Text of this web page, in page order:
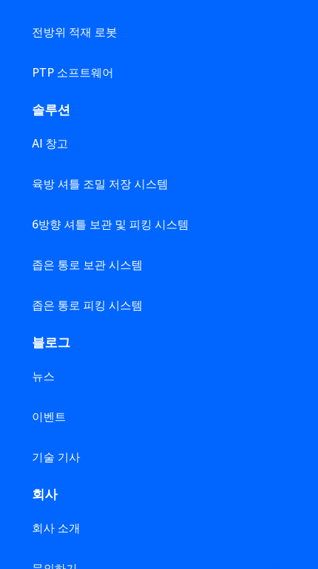
전방위 적재 로봇
PTP 소프트웨어
솔루션
AI 창고
육방 셔틀 조밀 저장 시스템
6방향 셔틀 보관 및 피킹 시스템
좁은 통로 보관 시스템
좁은 통로 피킹 시스템
블로그
뉴스
이벤트
기술 기사
회사
회사 소개